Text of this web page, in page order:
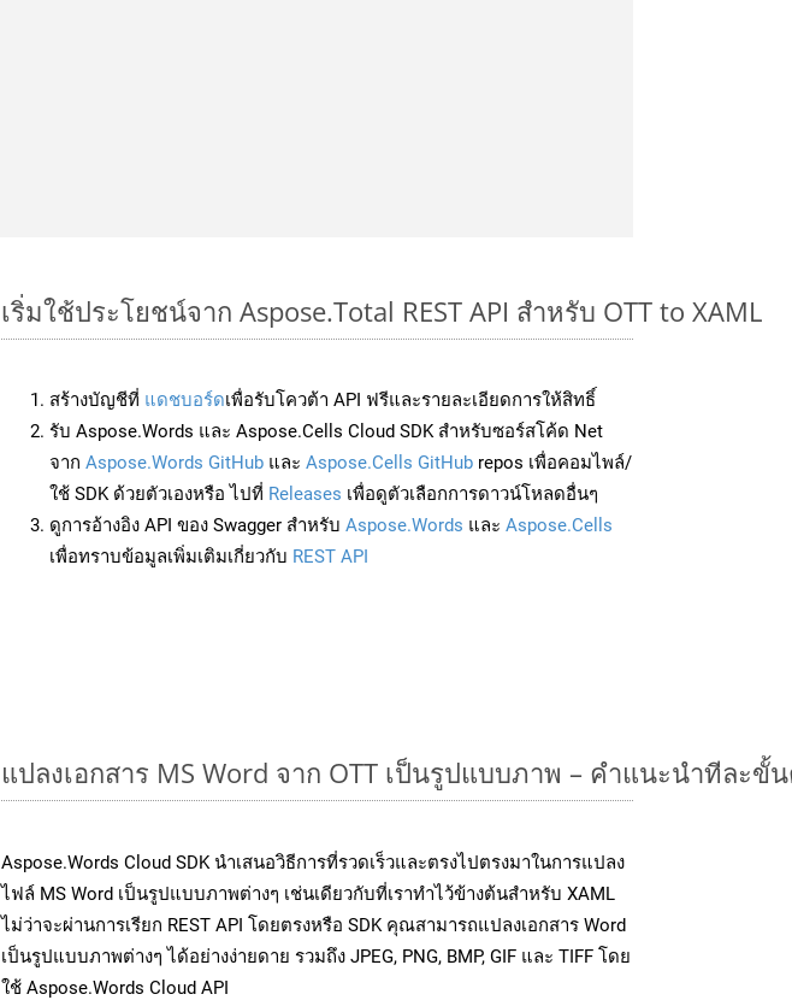
เริ่มใช้ประโยชน์จาก Aspose.Total REST API สำหรับ OTT to XAML
สร้างบัญชีที่ แดชบอร์ดเพื่อรับโควต้า API ฟรีและรายละเอียดการให้สิทธิ์
รับ Aspose.Words และ Aspose.Cells Cloud SDK สำหรับซอร์สโค้ด Net
จาก Aspose.Words GitHub และ Aspose.Cells GitHub repos เพื่อคอมไพล์/
ใช้ SDK ด้วยตัวเองหรือ ไปที่ Releases เพื่อดูตัวเลือกการดาวน์โหลดอื่นๆ
ดูการอ้างอิง API ของ Swagger สำหรับ Aspose.Words และ Aspose.Cells
เพื่อทราบข้อมูลเพิ่มเติมเกี่ยวกับ REST API
แปลงเอกสาร MS Word จาก OTT เป็นรูปแบบภาพ – คำแนะนำทีละขั้
Aspose.Words Cloud SDK นำเสนอวิธีการที่รวดเร็วและตรงไปตรงมาในการแปลง
ไฟล์ MS Word เป็นรูปแบบภาพต่างๆ เช่นเดียวกับที่เราทำไว้ข้างต้นสำหรับ XAML
ไม่ว่าจะผ่านการเรียก REST API โดยตรงหรือ SDK คุณสามารถแปลงเอกสาร Word
เป็นรูปแบบภาพต่างๆ ได้อย่างง่ายดาย รวมถึง JPEG, PNG, BMP, GIF และ TIFF โดย
ใช้ Aspose.Words Cloud API